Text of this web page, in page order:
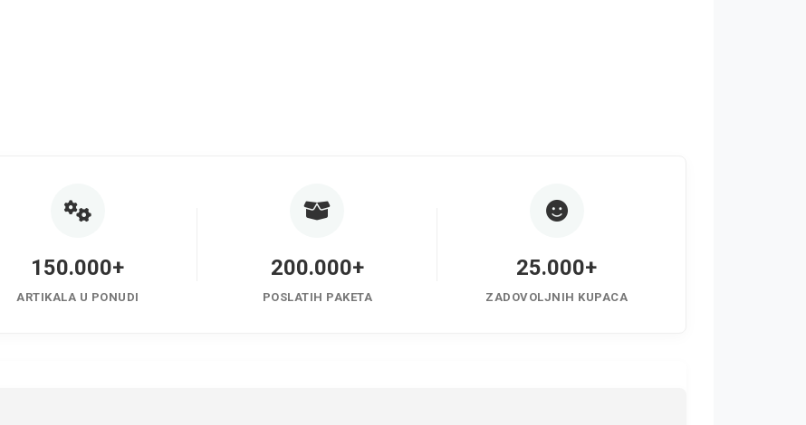
150.000+
ARTIKALA U PONUDI
200.000+
POSLATIH PAKETA
25.000+
ZADOVOLJNIH KUPACA